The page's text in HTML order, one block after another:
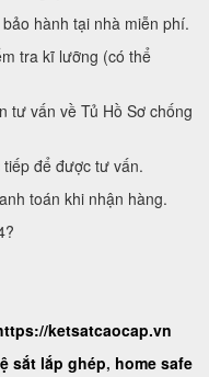
hành tại nhà miễn phí.
tra kĩ lưỡng (có thể
tư vấn về Tủ Hồ Sơ chống
để được tư vấn.
toán khi nhận hàng.
ketsatcaocap.vn
sắt lắp ghép, home safe